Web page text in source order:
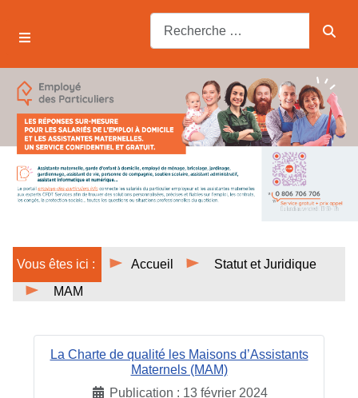
Vous êtes ici : Accueil
Statut et Juridique
MAM
La Charte de qualité les Maisons d’Assistants
Maternels (MAM)
Publication : 13 février 2024